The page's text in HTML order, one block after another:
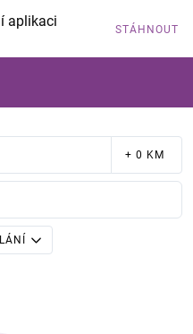
aplikaci STÁHNOUT
+ 0 KM